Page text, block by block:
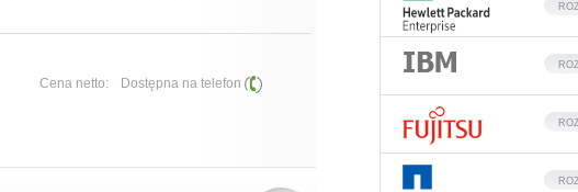
Cena netto: Dostępna na telefon